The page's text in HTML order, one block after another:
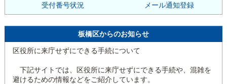
受付番号状況 メール通知登録
板橋区からのお知らせ
区役所に来庁せずにできる手続について
下記サイトでは、区役所に来庁せずにできる手続や、混雑を
避けるための情報などをご紹介しています。